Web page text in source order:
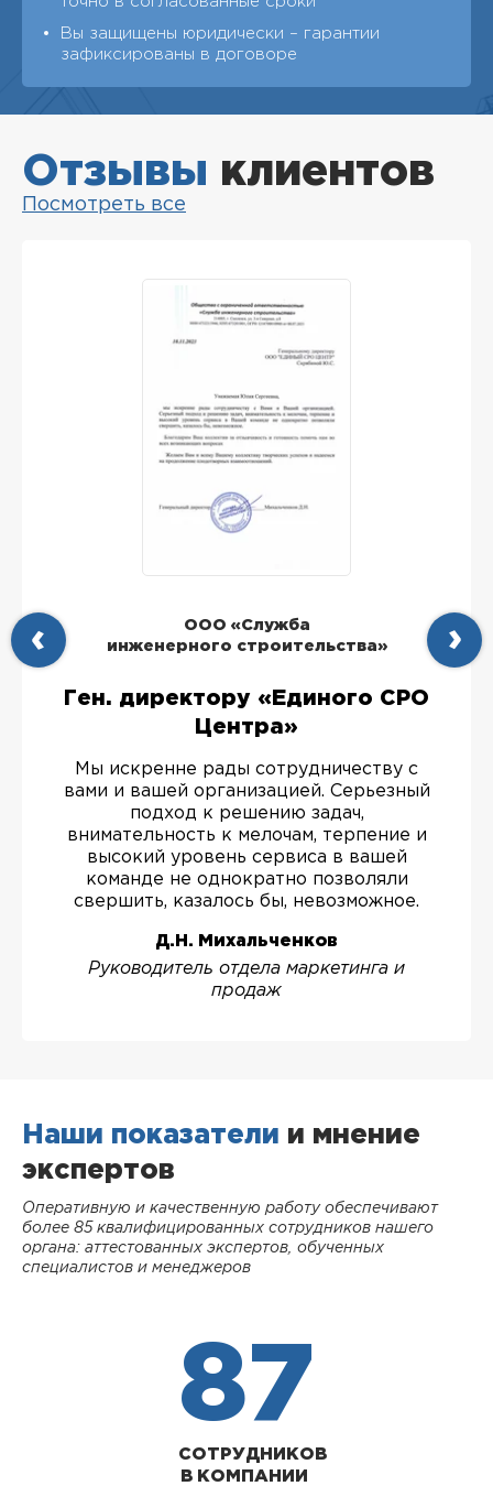
Вы защищены юридически – гарантии
зафиксированы в договоре
Отзывы клиентов
Посмотреть все
ООО «Служба
инженерного строительства»
Ген. директору «Единого СРО
Центра»
Мы искренне рады сотрудничеству с
вами и вашей организацией. Серьезный
подход к решению задач,
внимательность к мелочам, терпение и
высокий уровень сервиса в вашей
команде не однократно позволяли
свершить, казалось бы, невозможное.
Д.Н. Михальченков
Руководитель отдела маркетинга и
продаж
Наши показатели и мнение
экспертов
Оперативную и качественную работу обеспечивают
более 85 квалифицированных сотрудников нашего
органа: аттестованных экспертов, обученных
специалистов и менеджеров
87
СОТРУДНИКОВ
В КОМПАНИИ